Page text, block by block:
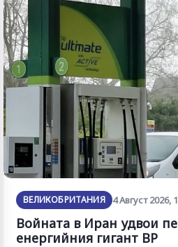
ВЕЛИКОБРИТАНИЯ 4 Август 2026,
Войната в Иран удвои
енергийния гигант BP